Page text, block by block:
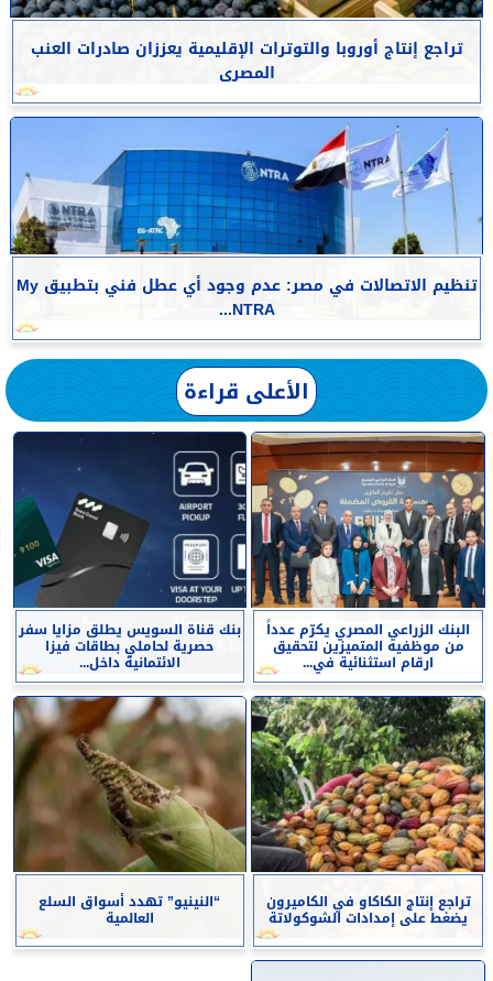
تراجع إنتاج أوروبا والتوترات الإقليمية يعززان صادرات العنب
المصرى
تنظيم الاتصالات في مصر: عدم وجود أي عطل فني بتطبيق My
NTRA...
الأعلى قراءة
البنك الزراعي المصري يكرّم عدداً
من موظفيه المتميزين لتحقيق
ارقام استثنائية في...
بنك قناة السويس يطلق مزايا سفر
حصرية لحاملي بطاقات فيزا
الائتمانية داخل...
تراجع إنتاج الكاكاو في الكاميرون
يضغط على إمدادات الشوكولاتة
“النينيو” تهدد أسواق السلع
العالمية